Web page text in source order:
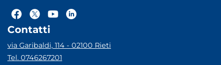
Contatti
via Garibaldi, 114 - 02100 Rieti
Tel. 0746267201